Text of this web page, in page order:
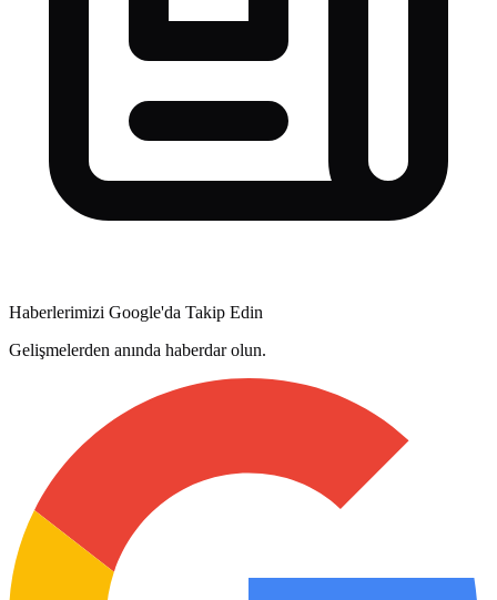
Haberlerimizi Google'da Takip Edin
Gelişmelerden anında haberdar olun.